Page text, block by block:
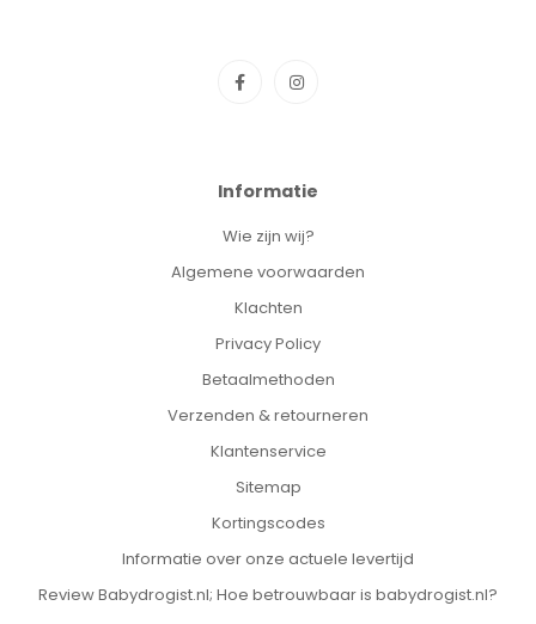
Informatie
Wie zijn wij?
Algemene voorwaarden
Klachten
Privacy Policy
Betaalmethoden
Verzenden & retourneren
Klantenservice
Sitemap
Kortingscodes
Informatie over onze actuele levertijd
Review Babydrogist.nl; Hoe betrouwbaar is babydrogist.nl?